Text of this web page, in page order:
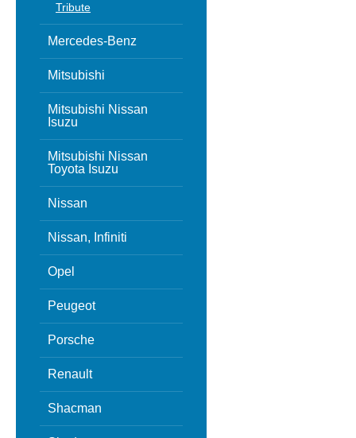
Tribute
Mercedes-Benz
Mitsubishi
Mitsubishi Nissan
Isuzu
Mitsubishi Nissan
Toyota Isuzu
Nissan
Nissan, Infiniti
Opel
Peugeot
Porsche
Renault
Shacman